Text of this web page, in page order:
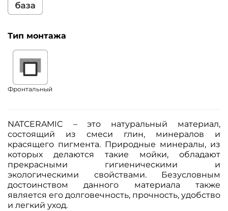
Тип монтажа
Фронтальный
NATCERAMIC – это натуральный материал,
состоящий из смеси глин, минералов и
красящего пигмента. Природные минералы, из
которых делаются такие мойки, обладают
прекрасными гигиеническими и
экологическими свойствами. Безусловным
достоинством данного материала также
является его долговечность, прочность, удобство
и легкий уход.